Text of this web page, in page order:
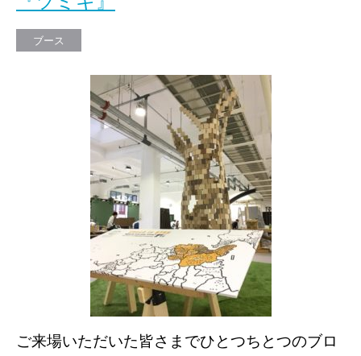
ブース
ご来場いただいた皆さまでひとつちとつのブロ